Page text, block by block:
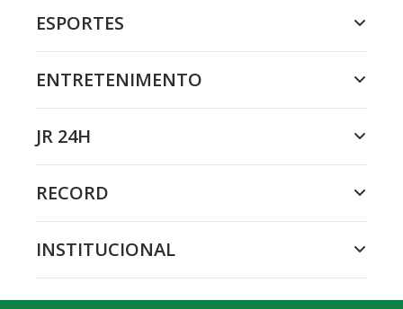
ESPORTES
ENTRETENIMENTO
JR 24H
RECORD
INSTITUCIONAL